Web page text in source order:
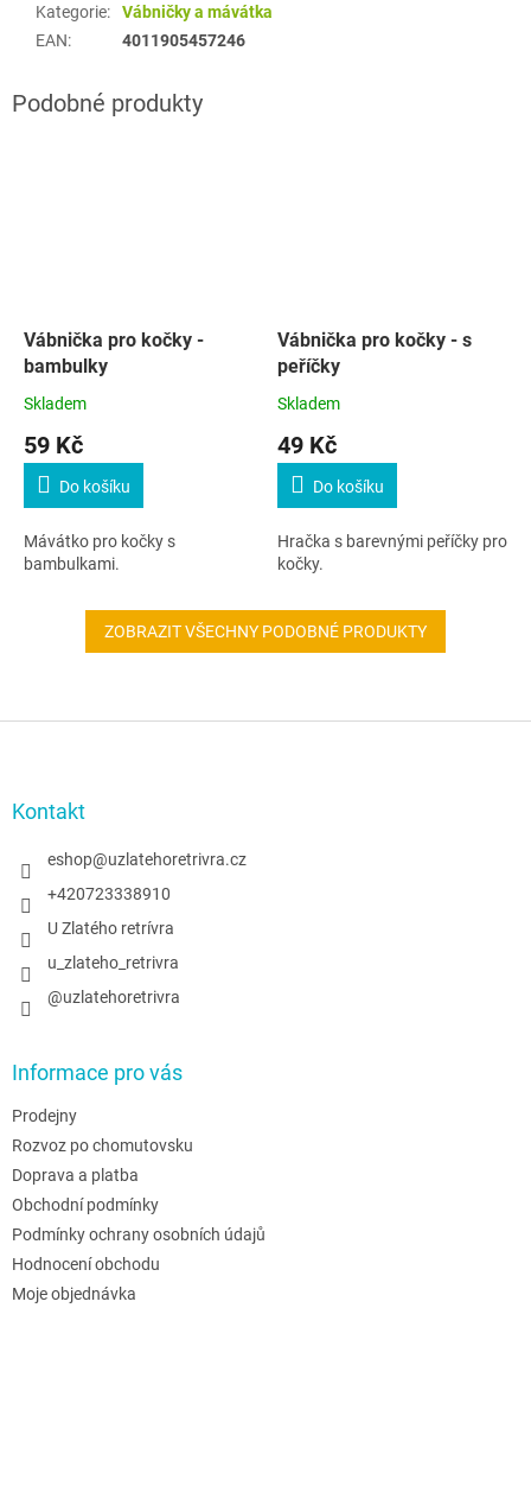
Kategorie:
Vábničky a mávátka
EAN: 4011905457246
Vábnička pro kočky -
bambulky
Skladem
59 Kč
Do košíku
Mávátko pro kočky s
bambulkami.
Vábnička pro kočky - s
peříčky
Skladem
49 Kč
Do košíku
Hračka s barevnými peříčky pro
kočky.
ZOBRAZIT VŠECHNY PODOBNÉ PRODUKTY
Kontakt
eshop@uzlatehoretrivra.cz
+420723338910
U Zlatého retrívra
u_zlateho_retrivra
@uzlatehoretrivra
Informace pro vás
Prodejny
Rozvoz po chomutovsku
Doprava a platba
Obchodní podmínky
Podmínky ochrany osobních údajů
Hodnocení obchodu
Moje objednávka